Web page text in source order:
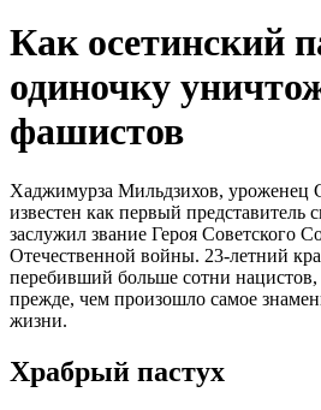
Как осетинский
одиночку
фашистов
Хаджимурза Мильдзихов, уроженец
известен как первый представитель
заслужил звание Героя Советского
Отечественной войны. 23-летний
перебивший больше сотни нацистов,
прежде, чем произошло самое
жизни.
Храбрый пастух